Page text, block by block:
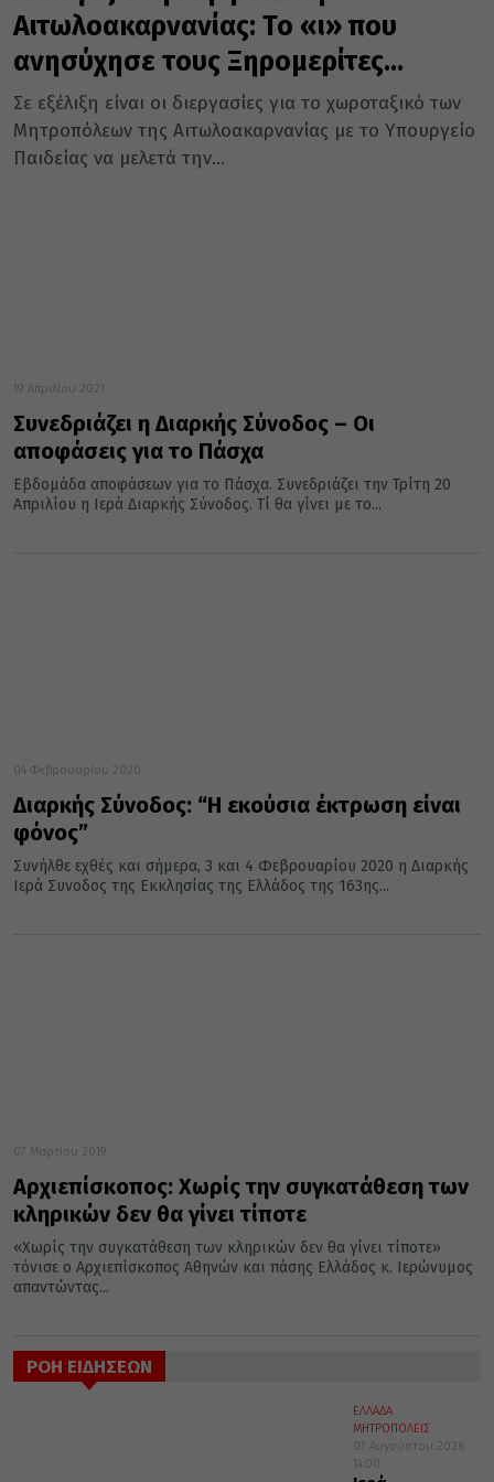
Αιτωλοακαρνανίας: Το «ι» που
ανησύχησε τους Ξηρομερίτες…
Σε εξέλιξη είναι οι διεργασίες για το χωροταξικό των
Μητροπόλεων της Αιτωλοακαρνανίας με το Υπουργείο
Παιδείας να μελετά την...
19 Απριλίου 2021
Συνεδριάζει η Διαρκής Σύνοδος – Οι
αποφάσεις για το Πάσχα
Εβδομάδα αποφάσεων για το Πάσχα. Συνεδριάζει την Τρίτη 20
Απριλίου η Ιερά Διαρκής Σύνοδος. Τί θα γίνει με το...
04 Φεβρουαρίου 2020
Διαρκής Σύνοδος: “Η εκούσια έκτρωση είναι
φόνος”
Συνήλθε εχθές και σήμερα, 3 και 4 Φεβρουαρίου 2020 η Διαρκής
Ιερά Συνοδος της Εκκλησίας της Ελλάδος της 163ης...
07 Μαρτίου 2019
Αρχιεπίσκοπος: Χωρίς την συγκατάθεση των
κληρικών δεν θα γίνει τίποτε
«Χωρίς την συγκατάθεση των κληρικών δεν θα γίνει τίποτε»
τόνισε ο Αρχιεπίσκοπος Αθηνών και πάσης Ελλάδος κ. Ιερώνυμος
απαντώντας...
ΡΟΗ ΕΙΔΗΣΕΩΝ
ΕΛΛΑΔΑ
ΜΗΤΡΟΠΟΛΕΙΣ
07 Αυγούστου 2026
14:00